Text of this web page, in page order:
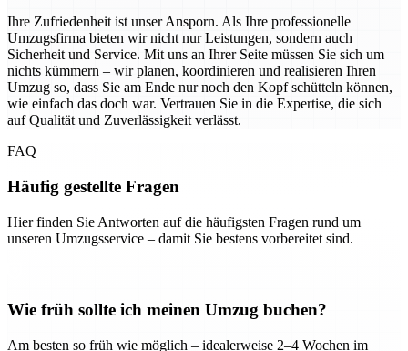
Ihre Zufriedenheit ist unser Ansporn. Als Ihre professionelle
Umzugsfirma bieten wir nicht nur Leistungen, sondern auch
Sicherheit und Service. Mit uns an Ihrer Seite müssen Sie sich um
nichts kümmern – wir planen, koordinieren und realisieren Ihren
Umzug so, dass Sie am Ende nur noch den Kopf schütteln können,
wie einfach das doch war. Vertrauen Sie in die Expertise, die sich
auf Qualität und Zuverlässigkeit verlässt.
FAQ
Häufig gestellte Fragen
Hier finden Sie Antworten auf die häufigsten Fragen rund um
unseren Umzugsservice – damit Sie bestens vorbereitet sind.
Wie früh sollte ich meinen Umzug buchen?
Am besten so früh wie möglich – idealerweise 2–4 Wochen im